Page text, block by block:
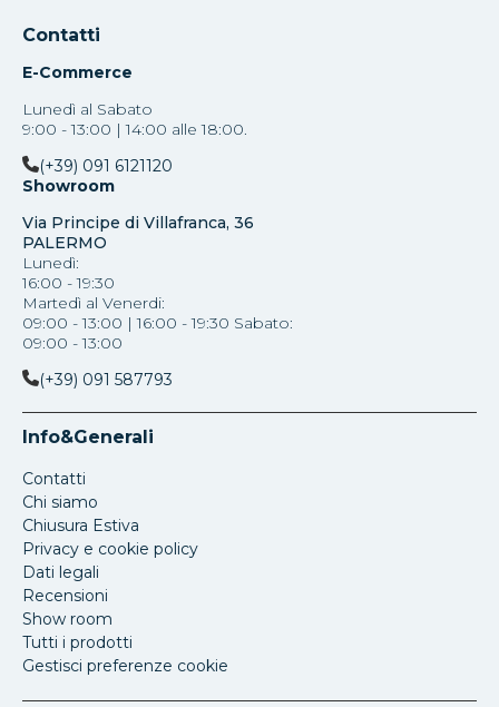
Contatti
E-Commerce
Lunedì al Sabato
9:00 - 13:00 | 14:00 alle 18:00.
(+39) 091 6121120
Showroom
Via Principe di Villafranca, 36
PALERMO
Lunedì:
16:00 - 19:30
Martedì al Venerdi:
09:00 - 13:00 | 16:00 - 19:30 Sabato:
09:00 - 13:00
(+39) 091 587793
Info&Generali
Contatti
Chi siamo
Chiusura Estiva
Privacy e cookie policy
Dati legali
Recensioni
Show room
Tutti i prodotti
Gestisci preferenze cookie